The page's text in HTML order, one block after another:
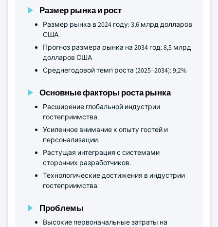
Размер рынка и рост
Размер рынка в 2024 году: 3,6 млрд долларов
США
Прогноз размера рынка на 2034 год: 8,5 млрд
долларов США
Среднегодовой темп роста (2025–2034): 9,2%
Основные факторы роста рынка
Расширение глобальной индустрии
гостеприимства.
Усиленное внимание к опыту гостей и
персонализации.
Растущая интеграция с системами
сторонних разработчиков.
Технологические достижения в индустрии
гостеприимства.
Проблемы
Высокие первоначальные затраты на